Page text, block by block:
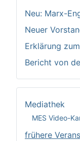
Neu: Marx-
Neuer
Erklärung
Bericht von
Mediathek
MES Video-
frühere